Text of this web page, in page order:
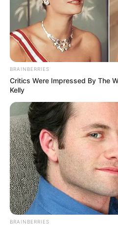
Und hier sind die
Kompass zu den
Windsheim und Ipsheim:
N
W
BRAINBERRIES
Critics Were Impressed By The
Kelly
BRAINBERRIES